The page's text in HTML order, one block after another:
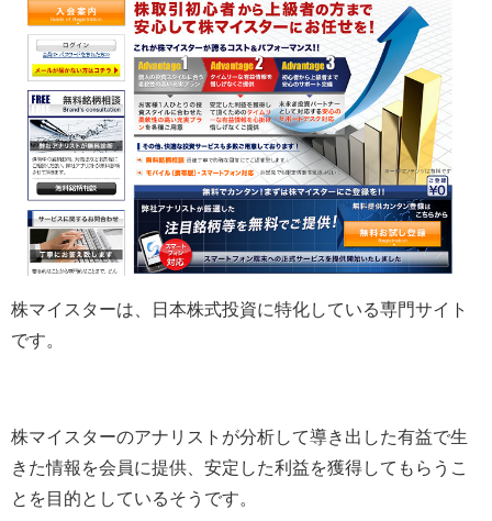
株マイスターは、日本株式投資に特化している専門サイト
です。
株マイスターのアナリストが分析して導き出した有益で生
きた情報を会員に提供、安定した利益を獲得してもらうこ
とを目的としているそうです。